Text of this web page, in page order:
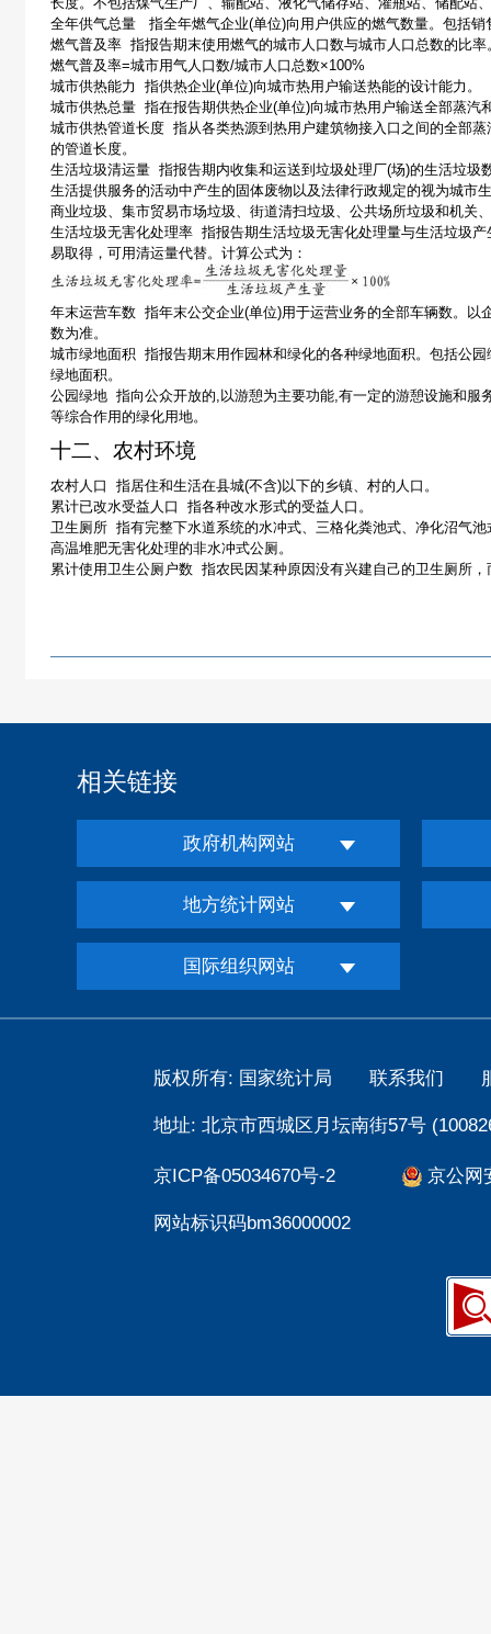
全年供气总量
指全年燃气企业(单位)向用户供应的燃气数量。包括销
燃气普及率 指报告期末使用燃气的城市人口数与城市人口总数的比
燃气普及率=城市用气人口数/城市人口总数×100%
城市供热能力
指供热企业(单位)向城市热用户输送热能的设计能力。
城市供热总量 指在报告期供热企业(单位)向城市热用户输送全部蒸汽
城市供热管道长度 指从各类热源到热用户建筑物接入口之间的全部
的管道长度。
生活垃圾清运量 指报告期内收集和运送到垃圾处理厂(场)的生活垃圾
生活提供服务的活动中产生的固体废物以及法律行政规定的视为城市
商业垃圾、集市贸易市场垃圾、街道清扫垃圾、公共场所垃圾和机关
生活垃圾无害化处理率 指报告期生活垃圾无害化处理量与生活垃圾产
易取得，可用清运量代替。 计算公式为：
年末运营车数 指年末公交企业(单位)用于运营业务的全部车辆数。以
数为准。
城市绿地面积 指报告期末用作园林和绿化的各种绿地面积。包括公
绿地面积。
公园绿地 指向公众开放的, 以游憩为主要功能,有一定的游憩设施和服
等综合作用的绿化用地。
十二、农村环境
农村人口 指居住和生活在县城(不含)以下的乡镇、村的人口。
累计已改水受益人口
指各种改水形式的受益人口。
卫生厕所 指有完整下水道系统的水冲式、三格化粪池式、净化沼气
高温堆肥无害化处理的非水冲式公厕。
累计使用卫生公厕户数 指农民因某种原因没有兴建自己的卫生厕所
相关链接
政府机构网站
地方统计网站
国际组织网站
版权所有: 国家统计局 联系我们
地址: 北京市西城区月坛南街57号
京ICP备05034670号-2 京公网
网站标识码bm36000002